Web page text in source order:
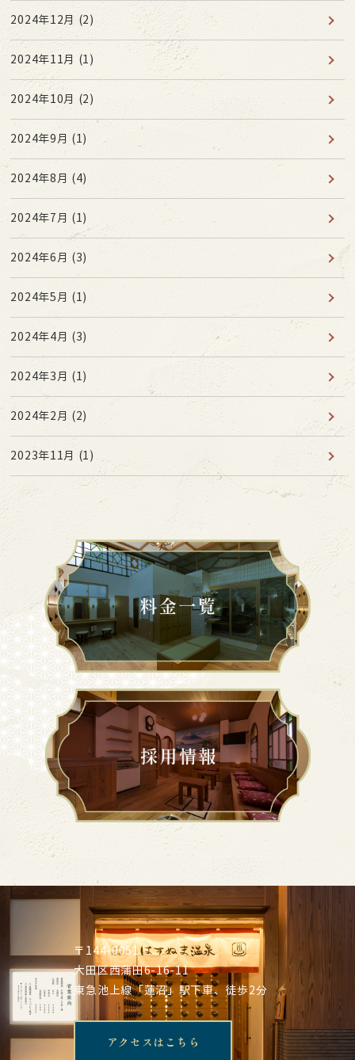
2024年12月 (2)
2024年11月 (1)
2024年10月 (2)
2024年9月 (1)
2024年8月 (4)
2024年7月 (1)
2024年6月 (3)
2024年5月 (1)
2024年4月 (3)
2024年3月 (1)
2024年2月 (2)
2023年11月 (1)
〒144-0051
大田区西蒲田6-16-11
東急池上線「蓮沼」駅下車、徒歩2分
アクセスはこちら